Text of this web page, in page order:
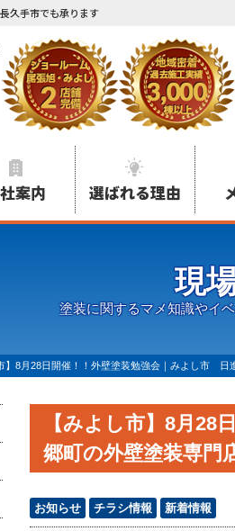
久手市でも承ります
案内 選ばれる理由
現
塗装に関するマメ知識やイ
】8月28日開催！！外壁塗装勉強会｜みよし市
【みよし市】8月
郷町の外壁塗装専門
お知らせ チラシ情報 新着情報